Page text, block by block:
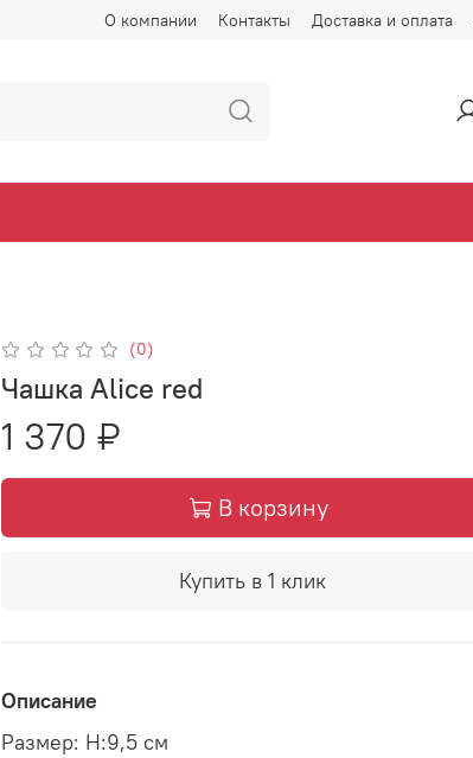
О компании Контакты Доставка и оплата
(0)
Чашка Alice red
1 370 ₽
В корзину
Купить в 1 клик
Описание
Размер: H:9,5 см